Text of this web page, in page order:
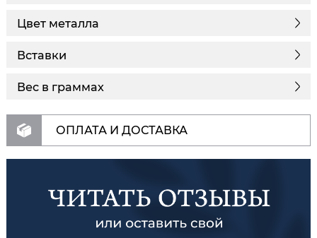
Цвет металла
Вставки
Вес в граммах
ОПЛАТА И ДОСТАВКА